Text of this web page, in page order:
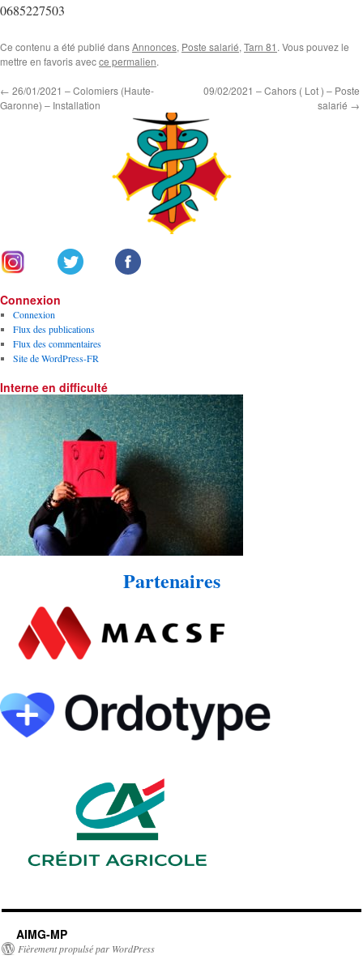
0685227503
Ce contenu a été publié dansAnnonces, Poste salarié, Tarn 81 . Vous pouvez le
mettre en favoris avecce permalien.
← 26/01/2021 – Colomiers (Haute-
Garonne) – Installation
09/02/2021 – Cahors ( Lot ) – Poste
salarié →
Connexion
Connexion
Flux des publications
Flux des commentaires
Site de WordPress-FR
Interne en difficulté
Partenaires
AIMG-MP
Fièrement propulsé par WordPress